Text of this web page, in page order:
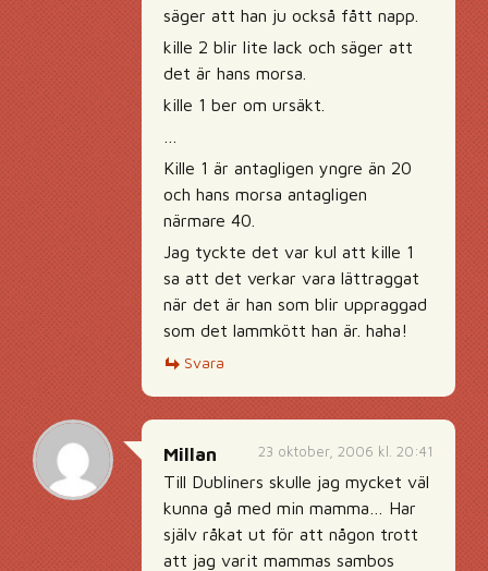
säger att han ju också fått napp.
kille 2 blir lite lack och säger att
det är hans morsa.
kille 1 ber om ursäkt.
Kille 1 är antagligen yngre än 20
och hans morsa antagligen
närmare 40.
Jag tyckte det var kul att kille 1
sa att det verkar vara lättraggat
när det är han som blir uppraggad
som det lammkött han är. haha!
Svara
23 oktober, 2006 kl. 20:41
Millan
Till Dubliners skulle jag mycket väl
kunna gå med min mamma… Har
själv råkat ut för att någon trott
att jag varit mammas sambos